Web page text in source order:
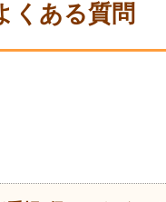
ある質問